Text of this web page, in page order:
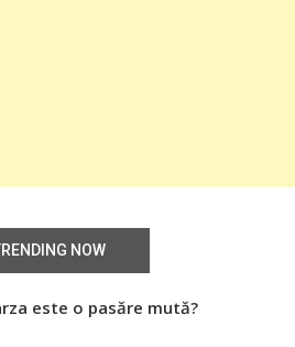
NOW
este o pasăre mută?